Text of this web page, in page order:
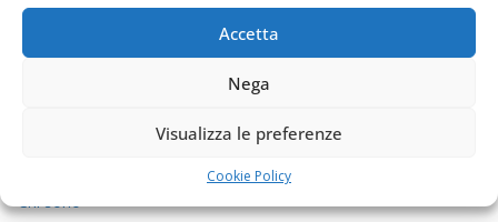
Accetta
Nega
Visualizza le preferenze
Cookie Policy